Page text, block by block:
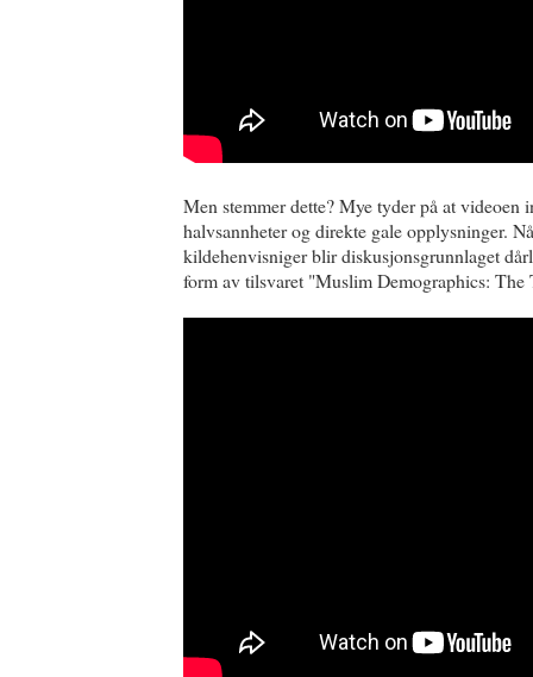
Men stemmer dette? Mye tyder på at videoen
halvsannheter og direkte gale opplysninger.
kildehenvisniger blir diskusjonsgrunnlaget
form av tilsvaret "Muslim Demographics: The